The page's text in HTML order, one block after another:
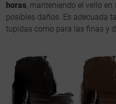
horas, manteniendo el vello
posibles daños. Es adecuada
tupidas como para las finas y